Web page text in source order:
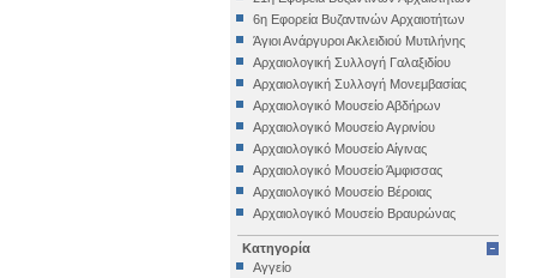
6η Εφορεία Βυζαντινών Αρχαιοτήτων
Άγιοι Ανάργυροι Ακλειδιού Μυτιλήνης
Αρχαιολογική Συλλογή Γαλαξιδίου
Αρχαιολογική Συλλογή Μονεμβασίας
Αρχαιολογικό Μουσείο Αβδήρων
Αρχαιολογικό Μουσείο Αγρινίου
Αρχαιολογικό Μουσείο Αίγινας
Αρχαιολογικό Μουσείο Άμφισσας
Αρχαιολογικό Μουσείο Βέροιας
Αρχαιολογικό Μουσείο Βραυρώνας
Αρχαιολογικό Μουσείο Δελφών
Αρχαιολογικό Μουσείο Ηγουμενίτσας
Κατηγορία
Αγγείο